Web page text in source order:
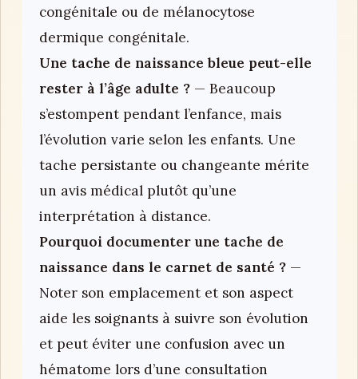
congénitale ou de mélanocytose
dermique congénitale.
Une tache de naissance bleue peut-elle
rester à l’âge adulte ? — Beaucoup
s’estompent pendant l’enfance, mais
l’évolution varie selon les enfants. Une
tache persistante ou changeante mérite
un avis médical plutôt qu’une
interprétation à distance.
Pourquoi documenter une tache de
naissance dans le carnet de santé ? —
Noter son emplacement et son aspect
aide les soignants à suivre son évolution
et peut éviter une confusion avec un
hématome lors d’une consultation